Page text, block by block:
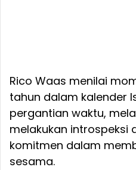
Rico Waas menilai
tahun dalam kalender
pergantian waktu,
melakukan introspeksi
komitmen dalam
sesama.